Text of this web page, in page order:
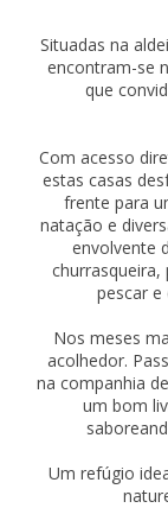
Situadas na
encontram-se
que
Com acesso
estas casas
frente para
natação e
envolvente
pescar
Nos meses
acolhedor.
na companhia
um bom
Um refúgio